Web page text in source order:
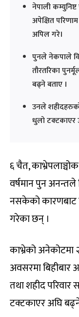
नेपाली कम्युनिष्ट
अपेक्षित
अपिल गरे।
पुनले नेकपाले
तौरतरिका
बढ्ने बताए ।
उनले
धुलो टक्टकाएर
६ चैत,
वर्षमान पुन अनन्तले
नसकेको कारणबाट
गरेका छन् ।
काभ्रेको
अवसरमा बिहीबार
तथा शहीद परिवार
टक्टकाएर अघि